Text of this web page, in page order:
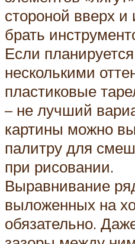
стороной вверх и
брать
Если
несколькими
пластиковые
– не лучший
картины можно
палитру для
при рисовании.
Выравнивание
выложенных на
обязательно.